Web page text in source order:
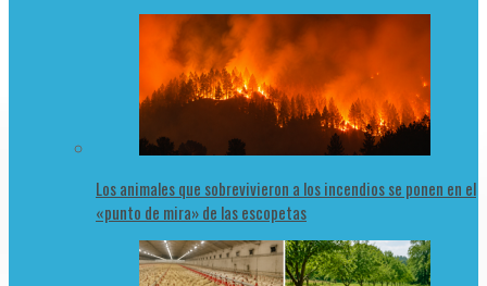
Los animales que sobrevivieron a los incendios se ponen en el
«punto de mira» de las escopetas